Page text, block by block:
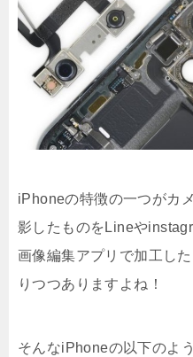
iPhoneの特徴の一つがカ
影したものをLineや
画像編集アプリで加工し
りつつありますよね！
そんなiPhoneの以下のよ